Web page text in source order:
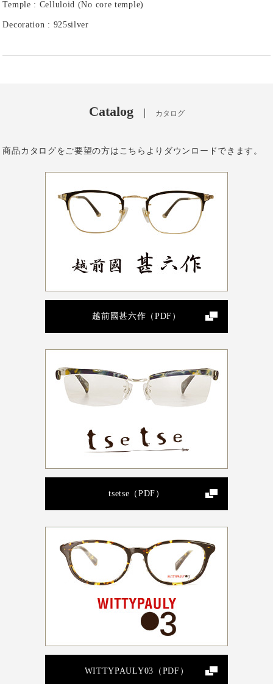
Temple : Celluloid (No core temple)
Decoration : 925silver
Catalog カタログ
商品カタログをご要望の方はこちらよりダウンロードできます。
越前國甚六作（PDF）
tsetse（PDF）
WITTYPAULY03（PDF）